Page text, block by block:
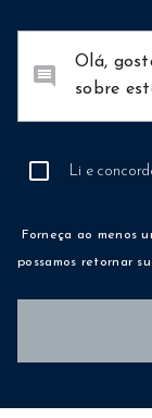
comment
Li e
Forneça ao menos
possamos retornar